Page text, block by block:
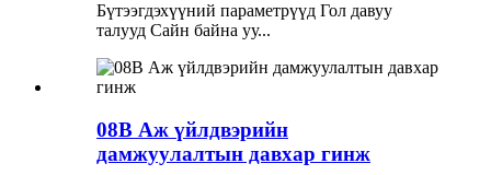
Бүтээгдэхүүний параметрүүд Гол давуу
талууд Сайн байна уу...
08B Аж үйлдвэрийн
дамжуулалтын давхар гинж